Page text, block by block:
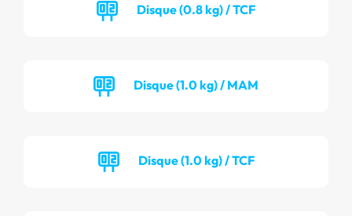
Disque (0.8 kg) / TCF
Disque (1.0 kg) / MAM
Disque (1.0 kg) / TCF